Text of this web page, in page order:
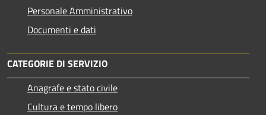
Personale Amministrativo
Documenti e dati
CATEGORIE DI SERVIZIO
Anagrafe e stato civile
Cultura e tempo libero